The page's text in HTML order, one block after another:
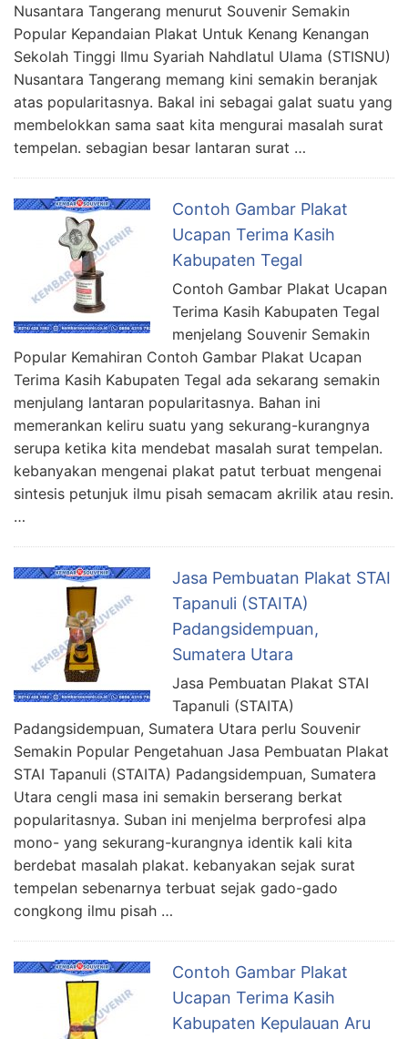
Nusantara Tangerang menurut Souvenir Semakin
Popular Kepandaian Plakat Untuk Kenang Kenangan
Sekolah Tinggi Ilmu Syariah Nahdlatul Ulama (STISNU)
Nusantara Tangerang memang kini semakin beranjak
atas popularitasnya. Bakal ini sebagai galat suatu yang
membelokkan sama saat kita mengurai masalah surat
tempelan. sebagian besar lantaran surat …
Contoh Gambar Plakat
Ucapan Terima Kasih
Kabupaten Tegal
Contoh Gambar Plakat Ucapan
Terima Kasih Kabupaten Tegal
menjelang Souvenir Semakin
Popular Kemahiran Contoh Gambar Plakat Ucapan
Terima Kasih Kabupaten Tegal ada sekarang semakin
menjulang lantaran popularitasnya. Bahan ini
memerankan keliru suatu yang sekurang-kurangnya
serupa ketika kita mendebat masalah surat tempelan.
kebanyakan mengenai plakat patut terbuat mengenai
sintesis petunjuk ilmu pisah semacam akrilik atau resin.
…
Jasa Pembuatan Plakat STAI
Tapanuli (STAITA)
Padangsidempuan,
Sumatera Utara
Jasa Pembuatan Plakat STAI
Tapanuli (STAITA)
Padangsidempuan, Sumatera Utara perlu Souvenir
Semakin Popular Pengetahuan Jasa Pembuatan Plakat
STAI Tapanuli (STAITA) Padangsidempuan, Sumatera
Utara cengli masa ini semakin berserang berkat
popularitasnya. Suban ini menjelma berprofesi alpa
mono- yang sekurang-kurangnya identik kali kita
berdebat masalah plakat. kebanyakan sejak surat
tempelan sebenarnya terbuat sejak gado-gado
congkong ilmu pisah …
Contoh Gambar Plakat
Ucapan Terima Kasih
Kabupaten Kepulauan Aru